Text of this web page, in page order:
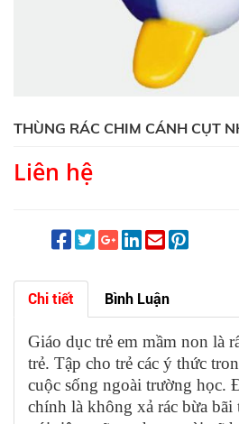
THÙNG RÁC CHIM CÁNH CỤT
Liên hệ
Chi tiết Bình Luận
Giáo dục trẻ em mầm non là
trẻ. Tập cho trẻ các ý thức
cuộc sống ngoài trường học.
chính là không xả rác bừa